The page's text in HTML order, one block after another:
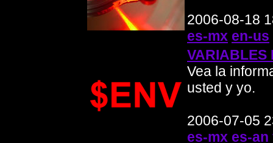
2006-08-18
es-mx en-us
VARIABLES
Vea la
usted y yo.
2006-07-05
es-mx es-an